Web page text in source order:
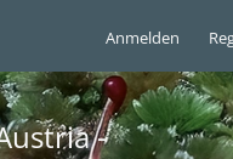
Anmelden
-